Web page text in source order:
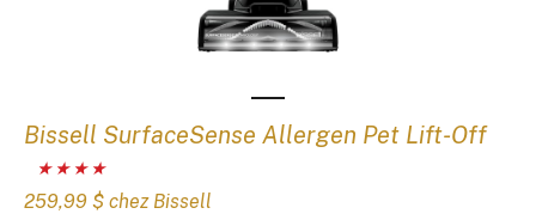
Bissell SurfaceSense Allergen Pet Lift-Off
259,99 $ chez Bissell